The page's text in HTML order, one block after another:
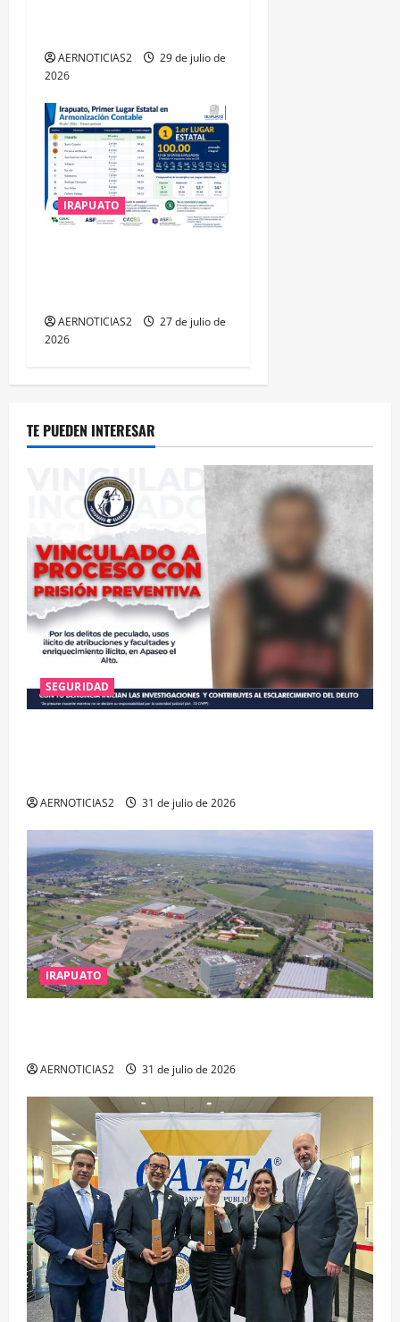
AERNOTICIAS2
29 de julio de
2026
IRAPUATO
AERNOTICIAS2
27 de julio de
2026
TE PUEDEN INTERESAR
SEGURIDAD
AERNOTICIAS2 31 de julio de 2026
IRAPUATO
AERNOTICIAS2 31 de julio de 2026